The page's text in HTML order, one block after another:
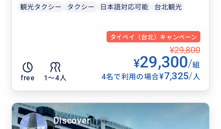
観光タクシー タクシー 日本語対応可能 台北観光
タイペイ（台北）キャンペーン
free 1〜4人
¥29,800
¥29,300/組
4名で利用の場合¥7,325/人
Discover